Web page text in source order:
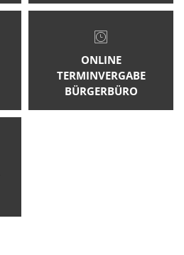
ONLINE
TERMINVERGABE
BÜRGERBÜRO